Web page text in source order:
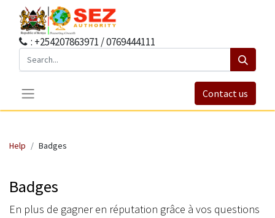
: +254207863971 / 0769444111
Contact us
Help Badges
Badges
En plus de gagner en réputation grâce à vos questions